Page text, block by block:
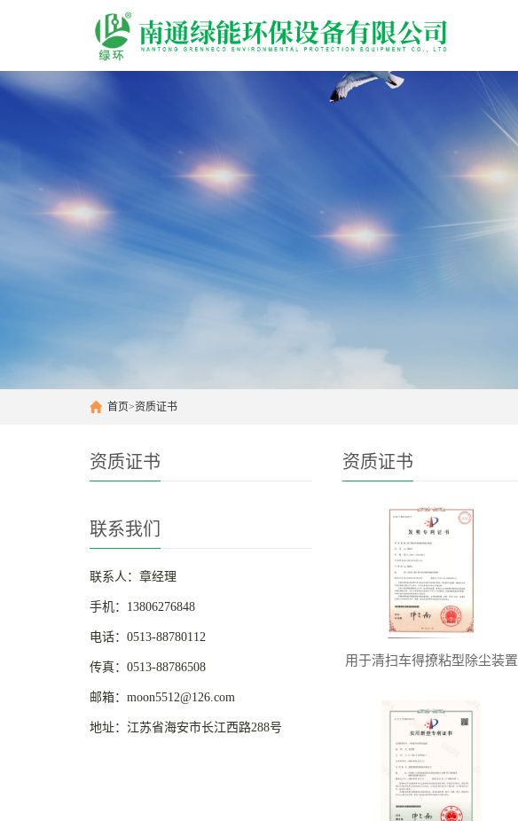
首页>资质证书
资质证书
联系我们
联系人：章经理
手机：13806276848
电话：0513-88780112
传真：0513-88786508
邮箱：moon5512@126.com
地址：江苏省海安市长江西路288号
资质证书
用于清扫车得撩粘型除尘装置